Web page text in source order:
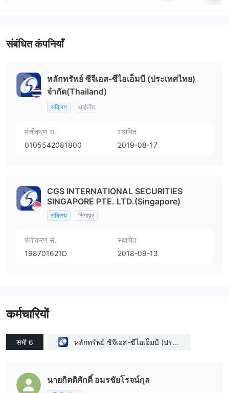
संबंधित कंपनियाँ
หลักทรัพย์ ซีจีเอส-ซีไอเอ็มบี (ประเทศไทย)
จำกัด(Thailand)
सक्रिय थाईलैंड
पंजीकरण सं.
0105542081800
स्थापित
2019-08-17
CGS INTERNATIONAL SECURITIES
SINGAPORE PTE. LTD.(Singapore)
सक्रिय सिंगापुर
पंजीकरण सं.
198701621D
स्थापित
2018-09-13
कर्मचारियों
सभी 6
หลักทรัพย์ ซีจีเอส-ซีไอเอ็มบี (ประเ
นายกิตติศักดิ์ อมรชัยโรจน์กุล